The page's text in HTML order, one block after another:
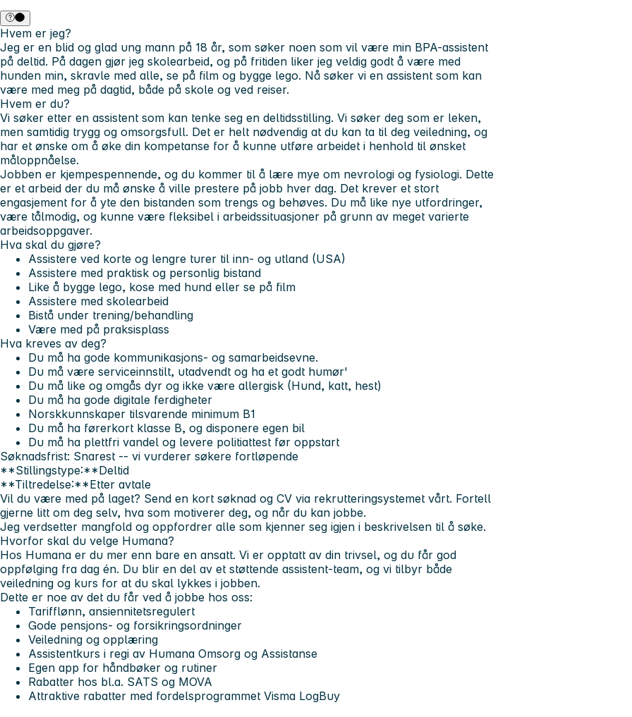
Hvem er jeg?
Jeg er en blid og glad ung mann på 18 år, som søker noen som vil være min BPA-assistent
på deltid. På dagen gjør jeg skolearbeid, og på fritiden liker jeg veldig godt å være med
hunden min, skravle med alle, se på film og bygge lego. Nå søker vi en assistent som kan
være med meg på dagtid, både på skole og ved reiser.
Hvem er du?
Vi søker etter en assistent som kan tenke seg en deltidsstilling. Vi søker deg som er leken,
men samtidig trygg og omsorgsfull. Det er helt nødvendig at du kan ta til deg veiledning, og
har et ønske om å øke din kompetanse for å kunne utføre arbeidet i henhold til ønsket
måloppnåelse.
Jobben er kjempespennende, og du kommer til å lære mye om nevrologi og fysiologi. Dette
er et arbeid der du må ønske å ville prestere på jobb hver dag. Det krever et stort
engasjement for å yte den bistanden som trengs og behøves. Du må like nye utfordringer,
være tålmodig, og kunne være fleksibel i arbeidssituasjoner på grunn av meget varierte
arbeidsoppgaver.
Hva skal du gjøre?
Assistere ved korte og lengre turer til inn- og utland (USA)
Assistere med praktisk og personlig bistand
Like å bygge lego, kose med hund eller se på film
Assistere med skolearbeid
Bistå under trening/behandling
Være med på praksisplass
Hva kreves av deg?
Du må ha gode kommunikasjons- og samarbeidsevne.
Du må være serviceinnstilt, utadvendt og ha et godt humør'
Du må like og omgås dyr og ikke være allergisk (Hund, katt, hest)
Du må ha gode digitale ferdigheter
Norskkunnskaper tilsvarende minimum B1
Du må ha førerkort klasse B, og disponere egen bil
Du må ha plettfri vandel og levere politiattest før oppstart
Søknadsfrist: Snarest -- vi vurderer søkere fortløpende
**Stillingstype:**Deltid
**Tiltredelse:**Etter avtale
Vil du være med på laget? Send en kort søknad og CV via rekrutteringsystemet vårt. Fortell
gjerne litt om deg selv, hva som motiverer deg, og når du kan jobbe.
Jeg verdsetter mangfold og oppfordrer alle som kjenner seg igjen i beskrivelsen til å søke.
Hvorfor skal du velge Humana?
Hos Humana er du mer enn bare en ansatt. Vi er opptatt av din trivsel, og du får god
oppfølging fra dag én. Du blir en del av et støttende assistent-team, og vi tilbyr både
veiledning og kurs for at du skal lykkes i jobben.
Dette er noe av det du får ved å jobbe hos oss:
Tarifflønn, ansiennitetsregulert
Gode pensjons- og forsikringsordninger
Veiledning og opplæring
Assistentkurs i regi av Humana Omsorg og Assistanse
Egen app for håndbøker og rutiner
Rabatter hos bl.a. SATS og MOVA
Attraktive rabatter med fordelsprogrammet Visma LogBuy